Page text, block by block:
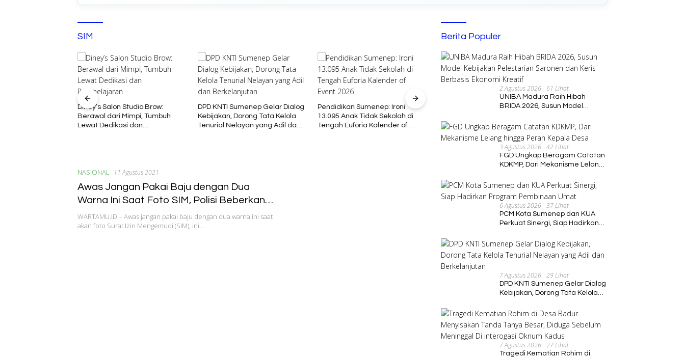
SIM
Diney’s Salon Studio Brow:
Berawal dari Mimpi, Tumbuh
Lewat Dedikasi dan
DPD KNTI Sumenep Gelar Dialog
Kebijakan, Dorong Tata Kelola
Tenurial Nelayan yang Adil dan
Pendidikan Sumenep: Ironi
13.095 Anak Tidak Sekolah di
Tengah Euforia Kalender of
Bupati Ayu Dukung Kesiapan
Kontingen Way Kanan Menuju
Bupati Ayu Tinjau Langsung
Implementasi Program PKK di
NASIONAL 11 Agustus 2021
Awas Jangan Pakai Baju dengan Dua
Warna Ini Saat Foto SIM, Polisi Beberkan
Alasannya
WARTAMU.ID – Awas jangan pakai baju dengan dua warna ini saat
akan foto Surat Izin Mengemudi (SIM), ini…
Berita Populer
2 Agustus 2026 61 Lihat
UNIBA Madura Raih Hibah
BRIDA 2026, Susun Model
dan Keris Berbasis Ekonomi
Kreatif
3 Agustus 2026 42 Lihat
FGD Ungkap Beragam Catatan
KDKMP, Dari Mekanisme Lelang
6 Agustus 2026 37 Lihat
PCM Kota Sumenep dan KUA
Perkuat Sinergi, Siap Hadirkan
7 Agustus 2026 29 Lihat
DPD KNTI Sumenep Gelar Dialog
Kebijakan, Dorong Tata Kelola
Berkelanjutan
7 Agustus 2026 27 Lihat
Tragedi Kematian Rohim di